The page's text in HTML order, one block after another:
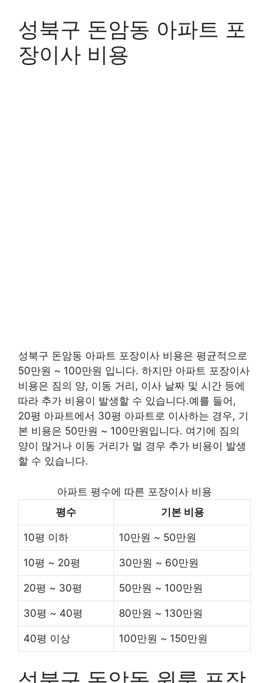
성북구 돈암동 아파트 포
장이사 비용
성북구 돈암동 아파트 포장이사 비용은 평균적으로
50만원 ~ 100만원 입니다. 하지만 아파트 포장이사
비용은 짐의 양, 이동 거리, 이사 날짜 및 시간 등에
따라 추가 비용이 발생할 수 있습니다.예를 들어,
20평 아파트에서 30평 아파트로 이사하는 경우, 기
본 비용은 50만원 ~ 100만원입니다. 여기에 짐의
양이 많거나 이동 거리가 멀 경우 추가 비용이 발생
할 수 있습니다.
아파트 평수에 따른 포장이사 비용
평수
기본 비용
10평 이하 10만원 ~ 50만원
10평 ~ 20평 30만원 ~ 60만원
20평 ~ 30평 50만원 ~ 100만원
30평 ~ 40평 80만원 ~ 130만원
40평 이상 100만원 ~ 150만원